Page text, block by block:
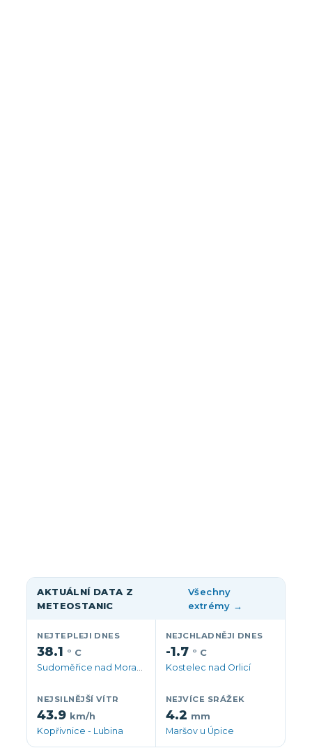
AKTUÁLNÍ DATA Z
METEOSTANIC
Všechny
extrémy →
NEJTEPLEJI DNES
38.1 ° C
NEJCHLADNĚJI DNES
-1.7 ° C
Kostelec nad Orlicí
NEJSILNĚJŠÍ VÍTR
43.9 km/h
Kopřivnice - Lubina
NEJVÍCE SRÁŽEK
4.2 mm
Maršov u Úpice